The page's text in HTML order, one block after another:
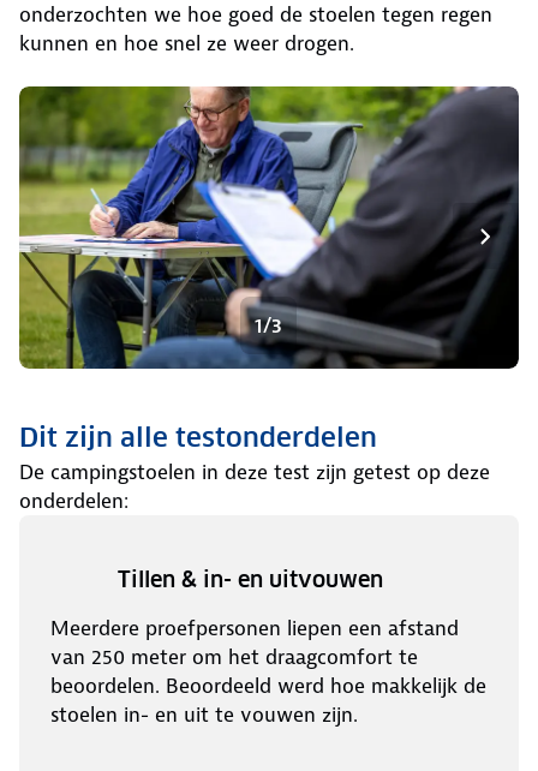
onderzochten we hoe goed de stoelen tegen regen
kunnen en hoe snel ze weer drogen.
1/3
Dit zijn alle testonderdelen
De campingstoelen in deze test zijn getest op deze
onderdelen:
Tillen & in- en uitvouwen
Meerdere proefpersonen liepen een afstand
van 250 meter om het draagcomfort te
beoordelen. Beoordeeld werd hoe makkelijk de
stoelen in- en uit te vouwen zijn.